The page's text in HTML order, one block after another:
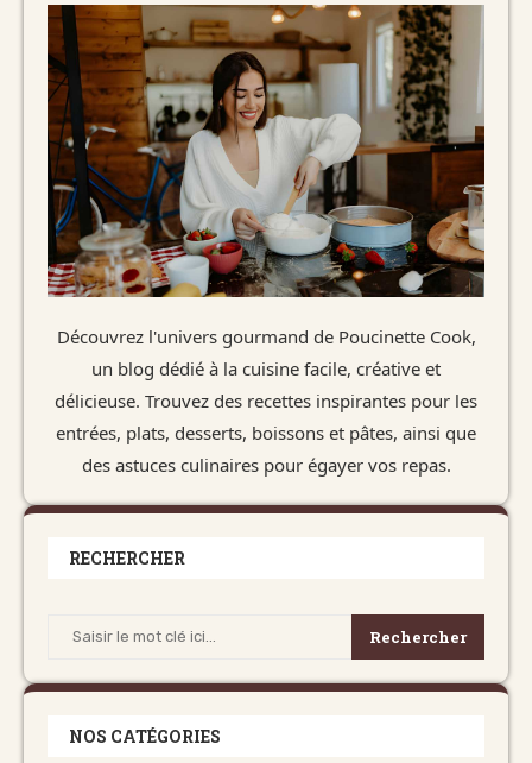
Découvrez l'univers gourmand de Poucinette Cook,
un blog dédié à la cuisine facile, créative et
délicieuse. Trouvez des recettes inspirantes pour les
entrées, plats, desserts, boissons et pâtes, ainsi que
des astuces culinaires pour égayer vos repas.
RECHERCHER
Rechercher
NOS CATÉGORIES